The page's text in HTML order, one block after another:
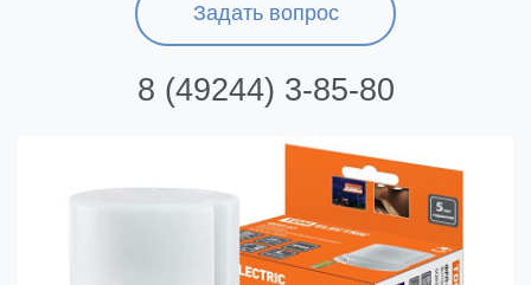
Задать вопрос
8 (49244) 3-85-80